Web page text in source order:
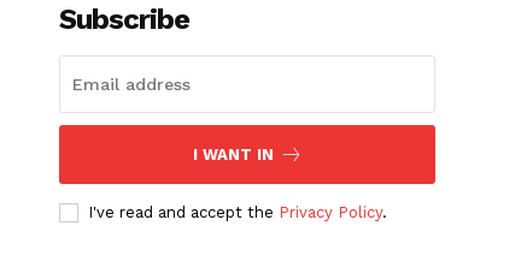
Subscribe
I WANT IN
I've read and accept the Privacy Policy.